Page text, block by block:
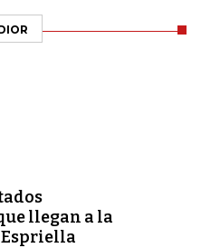
llegan a la
Espriella